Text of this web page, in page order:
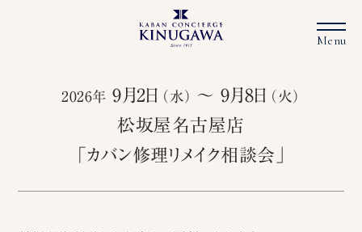
2026年9月2日（水） 〜 9月8日（火）
松坂屋名古屋店
「カバン修理リメイク相談会」